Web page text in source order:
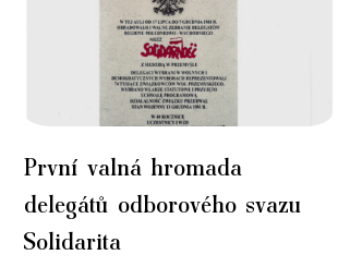
První valná hromada
delegátů odborového svazu
Solidarita